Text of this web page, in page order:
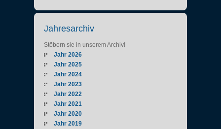
Jahresarchiv
Stöbern sie in unserem Archiv!
Jahr 2026
Jahr 2025
Jahr 2024
Jahr 2023
Jahr 2022
Jahr 2021
Jahr 2020
Jahr 2019